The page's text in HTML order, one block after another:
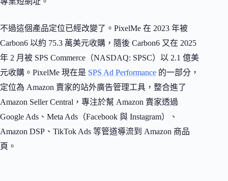
不過這個產品定位已經改變了。PixelMe 在 2023 年被
Carbon6 以約 75.3 萬美元收購，隨後 Carbon6 又在 2025
年 2 月被 SPS Commerce（NASDAQ: SPSC）以 2.1 億美
元收購。PixelMe 現在是 SPS Ad Performance 的一部分，
定位為 Amazon 賣家的站外廣告管理工具，整合進了
Amazon Seller Central，專注於幫 Amazon 賣家透過
Google Ads、Meta Ads（Facebook 與 Instagram）、
Amazon DSP、TikTok Ads 等管道導流到 Amazon 商品
頁。